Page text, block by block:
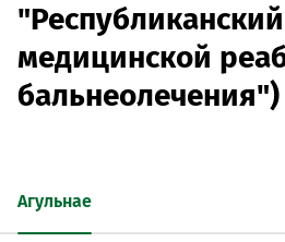
медицинской
бальнеолечения")
Агульнае